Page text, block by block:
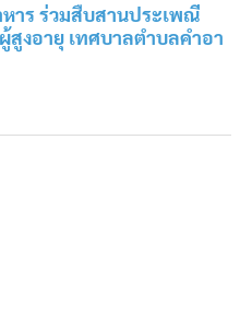
าร ร่วมสืบสานประเพณี
งอายุ เทศบาลตำบลคำอา